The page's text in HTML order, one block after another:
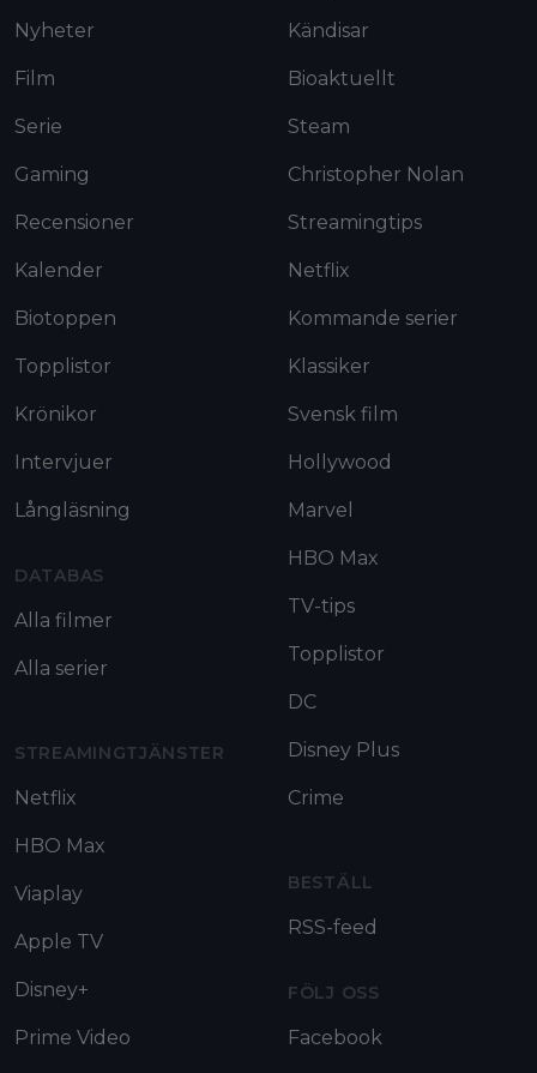
Nyheter
Film
Serie
Gaming
Recensioner
Kalender
Biotoppen
Topplistor
Krönikor
Intervjuer
Långläsning
DATABAS
Alla filmer
Alla serier
STREAMINGTJÄNSTER
Netflix
HBO Max
Viaplay
Apple TV
Disney+
Prime Video
Kändisar
Bioaktuellt
Steam
Christopher Nolan
Streamingtips
Netflix
Kommande serier
Klassiker
Svensk film
Hollywood
Marvel
HBO Max
TV-tips
Topplistor
DC
Disney Plus
Crime
BESTÄLL
RSS-feed
FÖLJ OSS
Facebook